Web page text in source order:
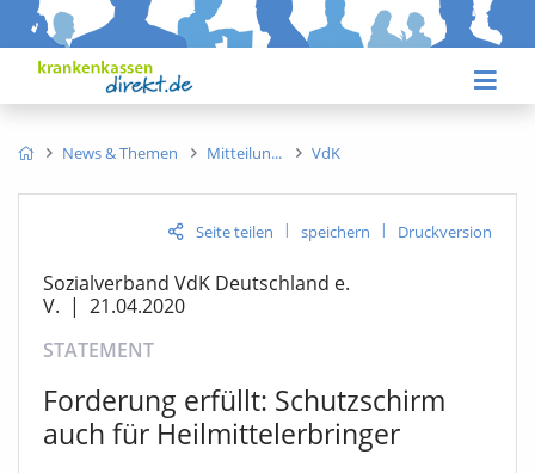
News & Themen Mitteilun VdK
Seite teilen | speichern | Druckversion
Sozialverband VdK Deutschland e.
V. | 21.04.2020
STATEMENT
Forderung erfüllt: Schutzschirm
auch für Heilmittelerbringer